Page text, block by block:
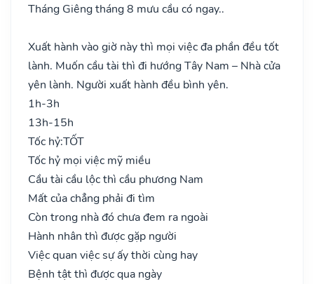
Tháng Giêng tháng 8 mưu cầu có ngay..
Xuất hành vào giờ này thì mọi việc đa phần đều tốt
lành. Muốn cầu tài thì đi hướng Tây Nam – Nhà cửa
yên lành. Người xuất hành đều bình yên.
1h-3h
13h-15h
Tốc hỷ:TỐT
Tốc hỷ mọi việc mỹ miều
Cầu tài cầu lộc thì cầu phương Nam
Mất của chẳng phải đi tìm
Còn trong nhà đó chưa đem ra ngoài
Hành nhân thì được gặp người
Việc quan việc sự ấy thời cùng hay
Bệnh tật thì được qua ngày